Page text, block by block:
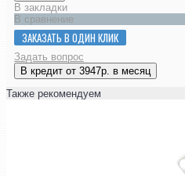
В закладки
В сравнение
ЗАКАЗАТЬ В ОДИН КЛИК
Задать вопрос
В кредит от 3947р. в месяц
Также рекомендуем